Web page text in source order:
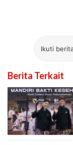
Ikuti
Berita Terkait